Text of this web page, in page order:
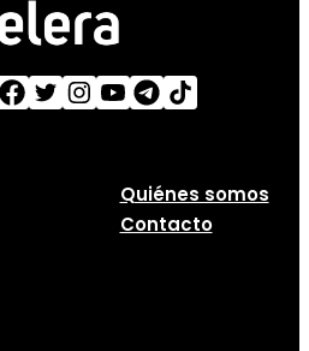
Quiénes somos
Contacto